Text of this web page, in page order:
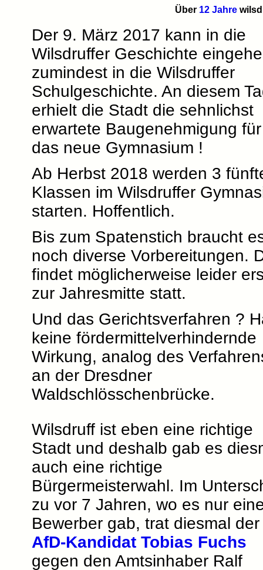
Über 12 Jahre
Der 9. März 2017 kann in die
Wilsdruffer Geschichte
zumindest in die Wilsdruffer
Schulgeschichte. An diesem
erhielt die Stadt die sehnlichst
erwartete Baugenehmigung für
das neue Gymnasium !
Ab Herbst 2018 werden 3
Klassen im Wilsdruffer
starten. Hoffentlich.
Bis zum Spatenstich braucht
noch diverse Vorbereitungen.
findet möglicherweise leider
zur Jahresmitte statt.
Und das Gerichtsverfahren ?
keine fördermittelverhindernde
Wirkung, analog des
an der Dresdner
Waldschlösschenbrücke.
Wilsdruff ist eben eine richtige
Stadt und deshalb gab es
auch eine richtige
Bürgermeisterwahl. Im
zu vor 7 Jahren, wo es nur
Bewerber gab, trat diesmal der
AfD-Kandidat Tobias Fuchs
gegen den Amtsinhaber Ralf